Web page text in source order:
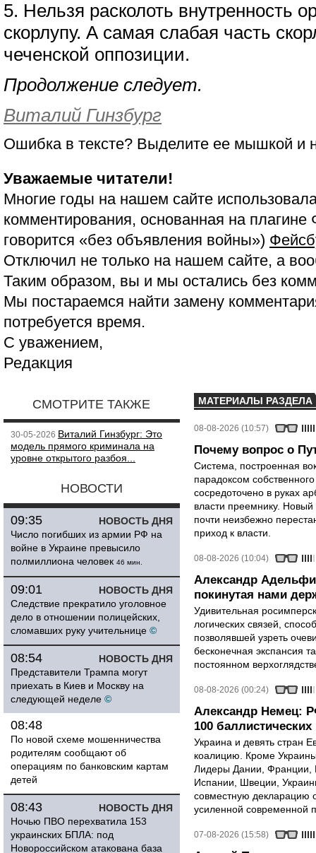
5. Нельзя расколоть внутренность
скорлупу. А самая слабая часть
чеченской оппозиции.
Продолжение следует.
Виталий Гинзбург
Ошибка в тексте? Выделите ее мышкой и
Уважаемые читатели!
Многие годы на нашем сайте
комментирования, основанная на
говорится «без объявления войны»)
Отключил не только на нашем сайте, а
Таким образом, вы и мы остались без
Мы постараемся найти замену
потребуется время.
С уважением,
Редакция
СМОТРИТЕ ТАКЖЕ
30-05-2026 Виталий Гинзбург: Это
модель прямого криминала на
уровне открытого разбоя...
НОВОСТИ
НОВОСТЬ ДНЯ
09:35
Число погибших из армии РФ на
войне в Украине превысило
полмиллиона человек 46 мин.
НОВОСТЬ ДНЯ
09:01
Следствие прекратило уголовное
дело в отношении полицейских,
сломавших руку учительнице ©
НОВОСТЬ ДНЯ
08:54
Представители Трампа могут
приехать в Киев и Москву на
следующей неделе ©
08:48
По новой схеме мошенничества
родителям сообщают об
операциям по банковским картам
детей
НОВОСТЬ ДНЯ
08:43
Ночью ПВО перехватила 153
украинских БПЛА: под
Новороссийском атакована база
МАТЕРИАЛЫ РАЗДЕЛА
08-08-2026 (10:57)
Почему вопрос о
Система, построенная
парадоксом
сосредоточено в руках
власти преемнику.
почти неизбежно
приход к власти.
08-08-2026 (10:04)
Александр
покинутая нами
Удивительная
логических связей,
позволявшей узреть
бесконечная экспансия
постоянном
08-08-2026 (00:24)
Александр Немец:
100 баллистических
Украина и девять стран
коалицию. Кроме
Лидеры Дании, Франции,
Испании, Швеции,
совместную декларацию
усиленной современной
07-08-2026 (15:58)